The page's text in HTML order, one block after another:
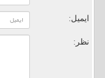
ایمیل:
نظر: